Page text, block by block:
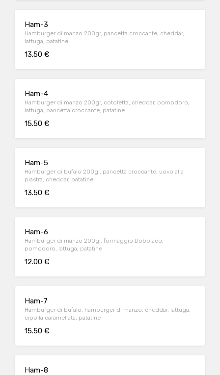
Ham-3
Hamburger di manzo 200gr, pancetta croccante, cheddar,
lattuga, patatine
13.50 €
Ham-4
Hamburger di manzo 200gr, cotoletta, cheddar, pomodoro,
lattuga, pancetta croccante, patatine
15.50 €
Ham-5
Hamburger di bufalo 200gr, pancetta croccante, uovo alla
piastra, cheddar, patatine
13.50 €
Ham-6
Hamburger di manzo 200gr, formaggio Dobbiaco,
pomodoro, lattuga, patatine
12.00 €
Ham-7
Hamburger di bufalo, hamburger di manzo, cheddar, lattuga,
cipolla caramellata, patatine
15.50 €
Ham-8